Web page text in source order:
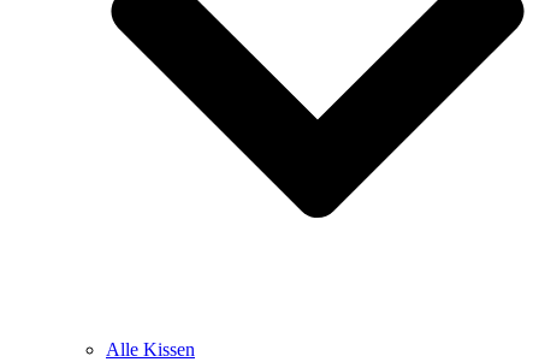
Alle Kissen